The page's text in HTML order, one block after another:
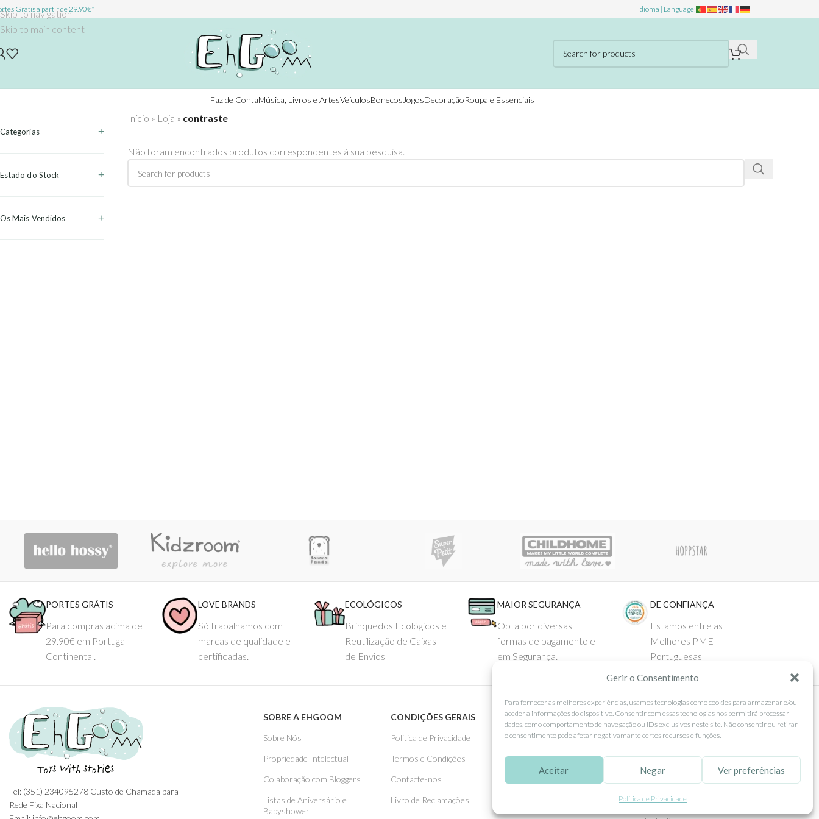
Gerir o Consentimento
Para fornecer as melhores experiências, usamos tecnologias como cookies para armazenar e/ou
aceder a informações do dispositivo. Consentir com essas tecnologias nos permitirá processar
dados, como comportamento de navegação ou IDs exclusivos neste site. Não consentir ou retirar
o consentimento pode afetar negativamante certos recursos e funções.
Aceitar Negar Ver preferências
Política de Privacidade
Skip to navigation
Skip to main content
Grátis a partir de 29.90€* Idioma | Language:
Faz de ContaMúsica, Livros e ArtesVeículosBonecos JogosDecoraçãoRoupa e Essenciais
Categorias
Estado do Stock
Os Mais Vendidos
Início » Loja » contraste
Não foram encontrados produtos correspondentes à sua pesquisa.
PORTES GRÁTIS
Para compras acima de
29.90€ em Portugal
Continental.
LOVE BRANDS
Só trabalhamos com
marcas de qualidade e
certificadas.
ECOLÓGICOS
Brinquedos Ecológicos e
Reutilização de Caixas
de Envios
MAIOR SEGURANÇA
Opta por diversas
formas de pagamento e
em Segurança.
DE CONFIANÇA
Estamos entre as
Melhores PME
Portuguesas
Tel: (351) 234095278 Custo de Chamada para
Rede Fixa Nacional
SOBRE A EHGOOM
Sobre Nós
Propriedade Intelectual
Colaboração com Bloggers
Listas de Aniversário e
Babyshower
CONDIÇÕES GERAIS
Politica de Privacidade
Termos e Condições
Contacte-nos
Livro de Reclamações
APOIO AO CLIENTE
Como Comprar
Pagamentos
SEGUE-NOS
Facebook
Instagram
Pinterest
X